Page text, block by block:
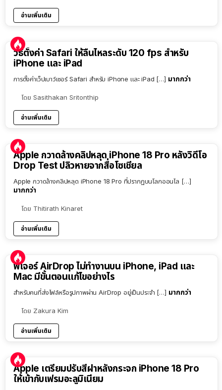
อ่านเพิ่มเติม
วิธีตั้งค่า Safari ให้ลื่นไหลระดับ 120 fps สำหรับ
iPhone และ iPad
การตั้งค่าเว็ปเบาว์เซอร์ Safari สำหรับ iPhone และ iPad […] มากกว่า
โดย Sasithakan Sritonthip
อ่านเพิ่มเติม
Apple กวาดล้างคลิปหลุด iPhone 18 Pro หลังวิดีโอ
Drop Test ปลิวหายจากสื่อโซเชียล
Apple กวาดล้างคลิปหลุด iPhone 18 Pro ที่ปรากฏบนโลกออนไล […]
มากกว่า
โดย Thitirath Kinaret
อ่านเพิ่มเติม
ฟีเจอร์ AirDrop ไม่ทำงานบน iPhone, iPad และ
Mac มีขั้นตอนแก้ไขอย่างไร
สำหรับคนที่ส่งไฟล์หรือรูปภาพผ่าน AirDrop อยู่เป็นประจำ […] มากกว่า
โดย Zakura Kim
อ่านเพิ่มเติม
Apple เตรียมปรับสีฝาหลังกระจก iPhone 18 Pro
ให้เข้ากับเฟรมอะลูมิเนียม